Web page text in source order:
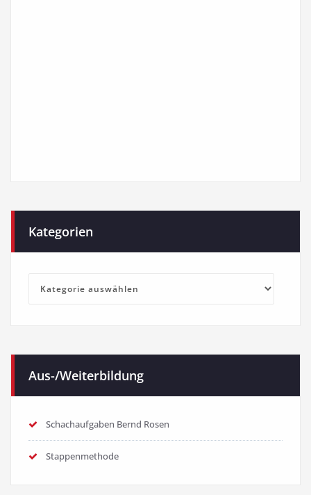
Kategorien
Kategorien
Aus-/Weiterbildung
Schachaufgaben Bernd Rosen
Stappenmethode